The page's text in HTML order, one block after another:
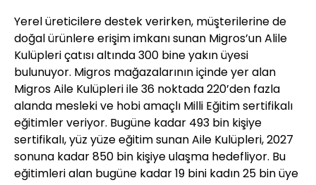
Yerel üreticilere destek verirken, müşterilerine de
doğal ürünlere erişim imkanı sunan Migros’un Alile
Kulüpleri çatısı altında 300 bine yakın üyesi
bulunuyor. Migros mağazalarının içinde yer alan
Migros Aile Kulüpleri ile 36 noktada 220’den fazla
alanda mesleki ve hobi amaçlı Milli Eğitim sertifikalı
eğitimler veriyor. Bugüne kadar 493 bin kişiye
sertifikalı, yüz yüze eğitim sunan Aile Kulüpleri, 2027
sonuna kadar 850 bin kişiye ulaşma hedefliyor. Bu
eğitimleri alan bugüne kadar 19 bini kadın 25 bin üye